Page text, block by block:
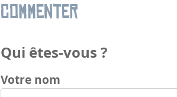
Commenter
Qui êtes-vous ?
Votre nom